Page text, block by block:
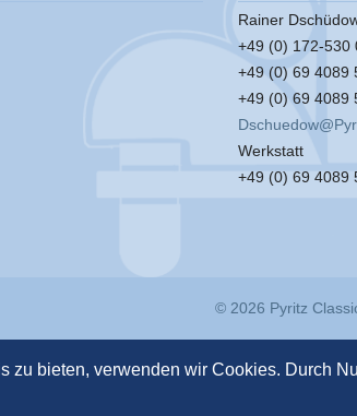
zu bieten, verwenden wir Cookies. Durch
Rainer
+49 (0) 172-530
+49 (0) 69 4089
+49 (0) 69 4089
Werkstatt
+49 (0) 69 4089
© 2026 Pyritz